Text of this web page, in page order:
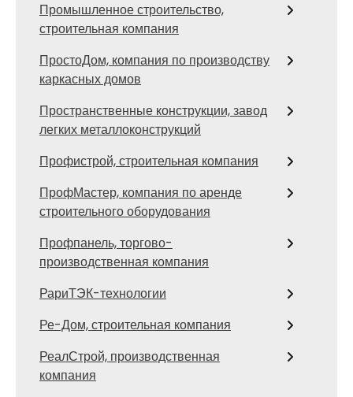
Промышленное строительство,
строительная компания
ПростоДом, компания по производству
каркасных домов
Пространственные конструкции, завод
легких металлоконструкций
Профистрой, строительная компания
ПрофМастер, компания по аренде
строительного оборудования
Профпанель, торгово-
производственная компания
РариТЭК-технологии
Ре-Дом, строительная компания
РеалСтрой, производственная
компания